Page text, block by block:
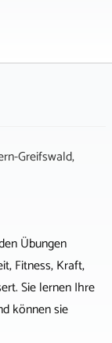
Greifswald,
Übungen
Fitness, Kraft,
Sie lernen Ihre
können sie